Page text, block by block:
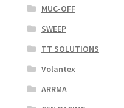
MUC-OFF
SWEEP
TT SOLUTIONS
Volantex
ARRMA